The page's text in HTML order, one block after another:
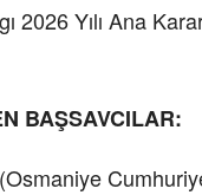
2026 Yılı Ana
BAŞSAVCILAR: